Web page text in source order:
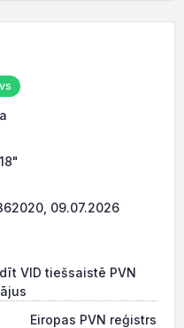
09.07.2026
VID tiešsaistē PVN
Eiropas PVN reģistrs